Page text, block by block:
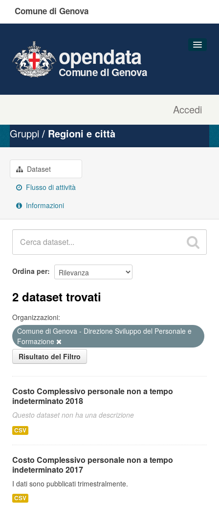
Comune di Genova
Accedi
opendata
Comune di Genova
Organizzazioni
Gruppi
Informazioni
Gruppi Regioni e città
Dataset
Flusso di attività
Informazioni
Ordina per
2 dataset trovati
Organizzazioni:
Comune di Genova - Direzione Sviluppo del Personale e
Formazione
Risultato del Filtro
Costo Complessivo personale non a tempo
indeterminato 2018
Questo dataset non ha una descrizione
CSV
Costo Complessivo personale non a tempo
indeterminato 2017
I dati sono pubblicati trimestralmente.
CSV